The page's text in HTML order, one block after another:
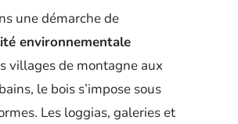
une démarche de
environnementale
villages de montagne aux
le bois s’impose sous
Les loggias, galeries et